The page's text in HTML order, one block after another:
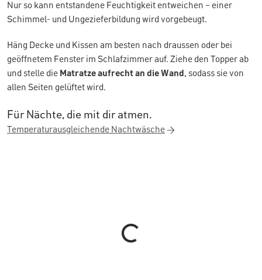
Nur so kann entstandene Feuchtigkeit entweichen – einer
Schimmel- und Ungezieferbildung wird vorgebeugt.
Häng Decke und Kissen am besten nach draussen oder bei
geöffnetem Fenster im Schlafzimmer auf. Ziehe den Topper ab
und stelle die Matratze aufrecht an die Wand , sodass sie von
allen Seiten gelüftet wird.
Für Nächte, die mit dir atmen.
Temperaturausgleichende Nachtwäsche
Loading...